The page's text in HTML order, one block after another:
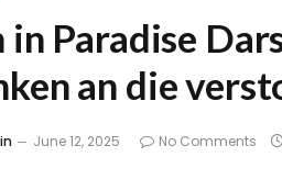
in Paradise
an die
June 12, 2025 No Comments